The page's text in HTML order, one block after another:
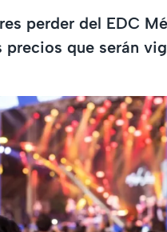
perder del EDC
que serán